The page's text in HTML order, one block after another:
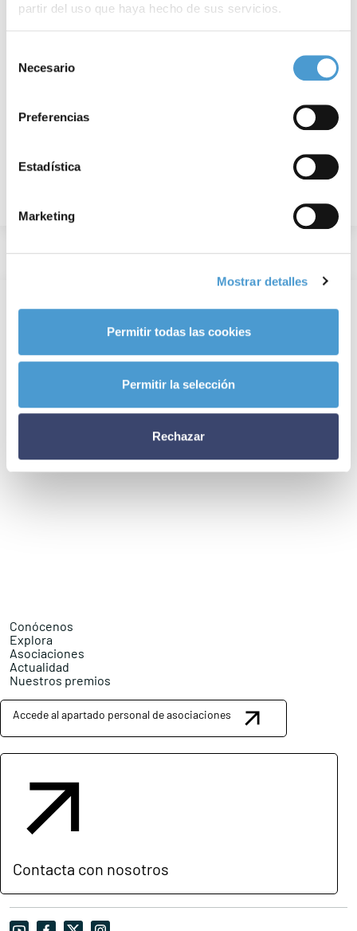
partir del uso que haya hecho de sus servicios.
de cookies
Necesario
Preferencias
Estadística
Marketing
Mostrar detalles
Permitir todas las cookies
Permitir la selección
Rechazar
Únete a la marea azul y muévete por...
Conócenos
Explora
Asociaciones
Actualidad
Nuestros premios
Accede al apartado personal de asociaciones
Contacta con nosotros